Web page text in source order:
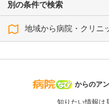
別の条件で検索
地域から病院・クリニ
病院なび
からのア
知りたい情報は